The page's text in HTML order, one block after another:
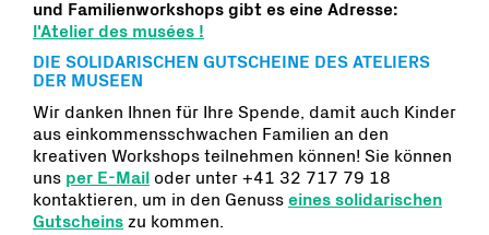
und Familienworkshops gibt es eine Adresse:
l'Atelier des musées !
DIE SOLIDARISCHEN GUTSCHEINE DES ATELIERS
DER MUSEEN
Wir danken Ihnen für Ihre Spende, damit auch Kinder
aus einkommensschwachen Familien an den
kreativen Workshops teilnehmen können! Sie können
uns per E-Mail oder unter +41 32 717 79 18
kontaktieren, um in den Genuss eines solidarischen
Gutscheins zu kommen.